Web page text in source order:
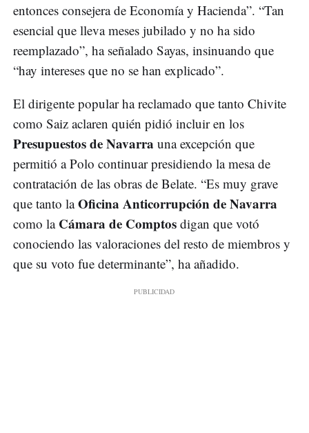
entonces consejera de Economía y Hacienda”. “Tan
esencial que lleva meses jubilado y no ha sido
reemplazado”, ha señalado Sayas, insinuando que
“hay intereses que no se han explicado”.
El dirigente popular ha reclamado que tanto Chivite
como Saiz aclaren quién pidió incluir en los
Presupuestos de Navarra una excepción que
permitió a Polo continuar presidiendo la mesa de
contratación de las obras de Belate. “Es muy grave
que tanto laOficina Anticorrupción de Navarra
como la Cámara de Comptos digan que votó
conociendo las valoraciones del resto de miembros y
que su voto fue determinante”, ha añadido.